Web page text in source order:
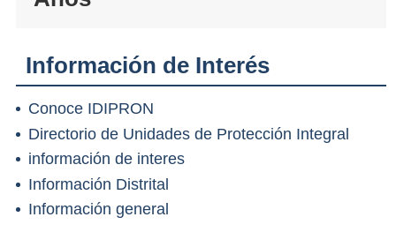
Información de Interés
Conoce IDIPRON
Directorio de Unidades de Protección Integral
información de interes
Información Distrital
Información general